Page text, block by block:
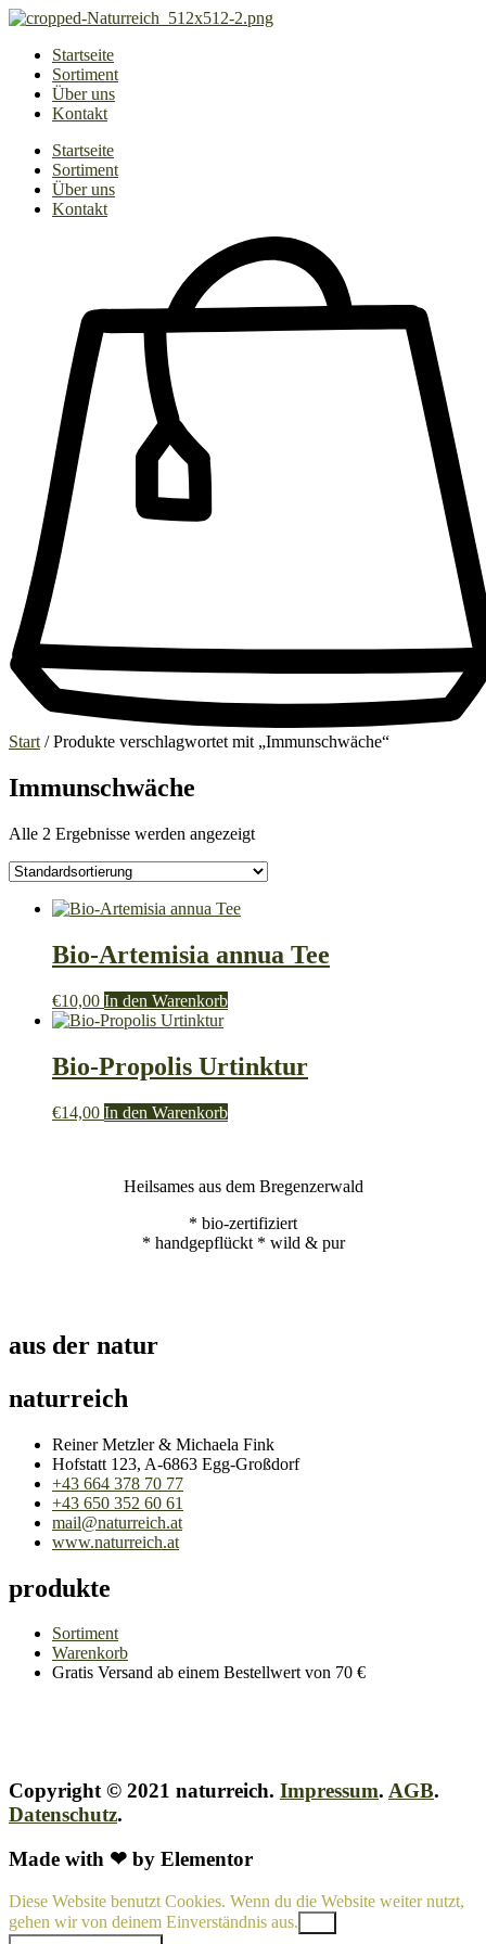
Zum
springenStartseite
Sortiment
Über uns
Kontakt
Startseite
Sortiment
Über uns
Kontakt
Start / Produkte verschlagwortet mit „Immunschwäche“
Immunschwäche
Alle 2 Ergebnisse werden angezeigt
Bio-Artemisia annua Tee
€10,00 In den Warenkorb
Bio-Propolis Urtinktur
€14,00 In den Warenkorb
Heilsames aus dem Bregenzerwald
* bio-zertifiziert
* handgepflückt * wild & pur
aus der natur
naturreich
Reiner Metzler & Michaela Fink
Hofstatt 123, A-6863 Egg-Großdorf
+43 664 378 70 77
+43 650 352 60 61
mail@naturreich.at
www.naturreich.at
produkte
Sortiment
Warenkorb
Gratis Versand ab einem Bestellwert von 70 €
Copyright © 2021 naturreich. Impressum. AGB.
Datenschutz.
Made with ❤ by Elementor
Diese Website benutzt Cookies. Wenn du die Website weiter nutzt,
gehen wir von deinem Einverständnis aus.